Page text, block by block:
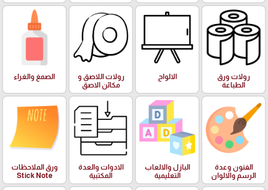
رولات ورق
الطباعة
الالواح
رولات اللاصق و
مكائن الاصق
الصمغ والغراء
الفنون وعدة
الرسم والالوان
البازل والالعاب
التعليمية
الادوات والعدة
المكتبية
ورق الملاحظات
Stick Note